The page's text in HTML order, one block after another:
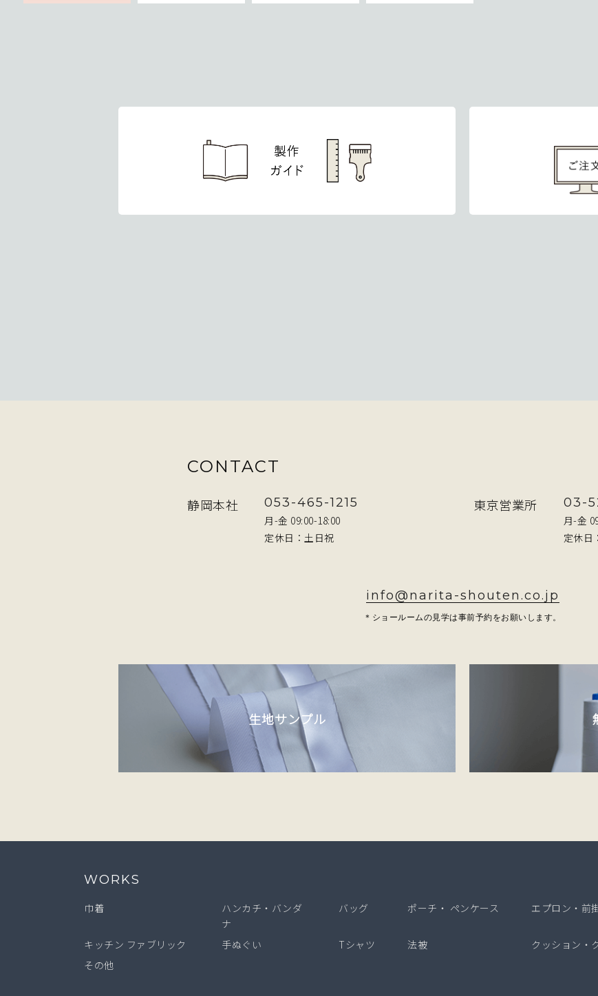
CONTACT
静岡本社 053-465-1215
月-金 09:00-18:00
定休日：土日祝
東京営業所 03-
月-金
定休日
info@narita-shouten.co.jp
＊ショールームの見学は事前予約をお願いします。
生地サンプル
WORKS
巾着 ハンカチ ・バンダ
ナ
バッグ ポーチ・ ペンケース エプロン・前
キッチン ファブリック 手ぬぐい Tシャツ 法被 クッション・
その他